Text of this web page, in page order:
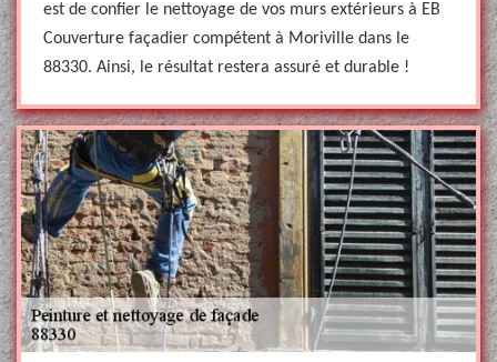
est de confier le nettoyage de vos murs extérieurs à EB
Couverture façadier compétent à Moriville dans le
88330. Ainsi, le résultat restera assuré et durable !